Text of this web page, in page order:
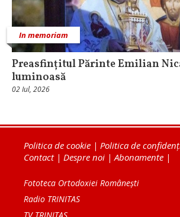
In memoriam
Preasfințitul Părinte Emilian
luminoasă
02 Iul, 2026
Politica de cookie | Politica de
Contact| Despre noi | Abonamente |
Fototeca Ortodoxiei Românești
Radio TRINITAS